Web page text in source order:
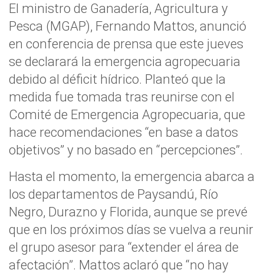
El ministro de Ganadería, Agricultura y
Pesca (MGAP), Fernando Mattos, anunció
en conferencia de prensa que este jueves
se declarará la emergencia agropecuaria
debido al déficit hídrico. Planteó que la
medida fue tomada tras reunirse con el
Comité de Emergencia Agropecuaria, que
hace recomendaciones “en base a datos
objetivos” y no basado en “percepciones”.
Hasta el momento, la emergencia abarca a
los departamentos de Paysandú, Río
Negro, Durazno y Florida, aunque se prevé
que en los próximos días se vuelva a reunir
el grupo asesor para “extender el área de
afectación”. Mattos aclaró que “no hay